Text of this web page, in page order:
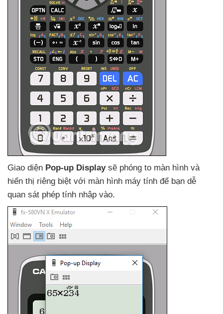
Giao diện Pop-up Display sẽ phóng to màn hình và
hiển thị riêng biệt với màn hình máy tính để bạn dễ
quan sát phép tính nhập vào.